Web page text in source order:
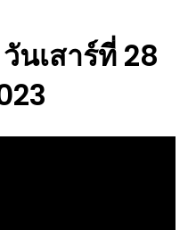
นเสาร์ที่ 28